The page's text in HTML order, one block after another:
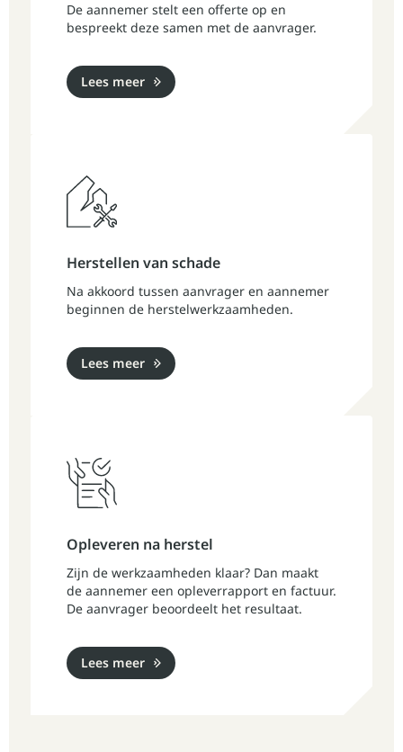
De aannemer stelt een offerte op en
bespreekt deze samen met de aanvrager.
Lees meer
Herstellen van schade
Na akkoord tussen aanvrager en aannemer
beginnen de herstelwerkzaamheden.
Lees meer
Opleveren na herstel
Zijn de werkzaamheden klaar? Dan maakt
de aannemer een opleverrapport en factuur.
De aanvrager beoordeelt het resultaat.
Lees meer